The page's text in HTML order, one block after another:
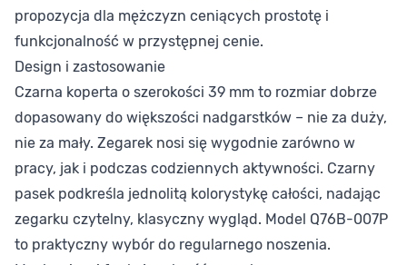
propozycja dla mężczyzn ceniących prostotę i
funkcjonalność w przystępnej cenie.
Design i zastosowanie
Czarna koperta o szerokości 39 mm to rozmiar dobrze
dopasowany do większości nadgarstków – nie za duży,
nie za mały. Zegarek nosi się wygodnie zarówno w
pracy, jak i podczas codziennych aktywności. Czarny
pasek podkreśla jednolitą kolorystykę całości, nadając
zegarku czytelny, klasyczny wygląd. Model Q76B-007P
to praktyczny wybór do regularnego noszenia.